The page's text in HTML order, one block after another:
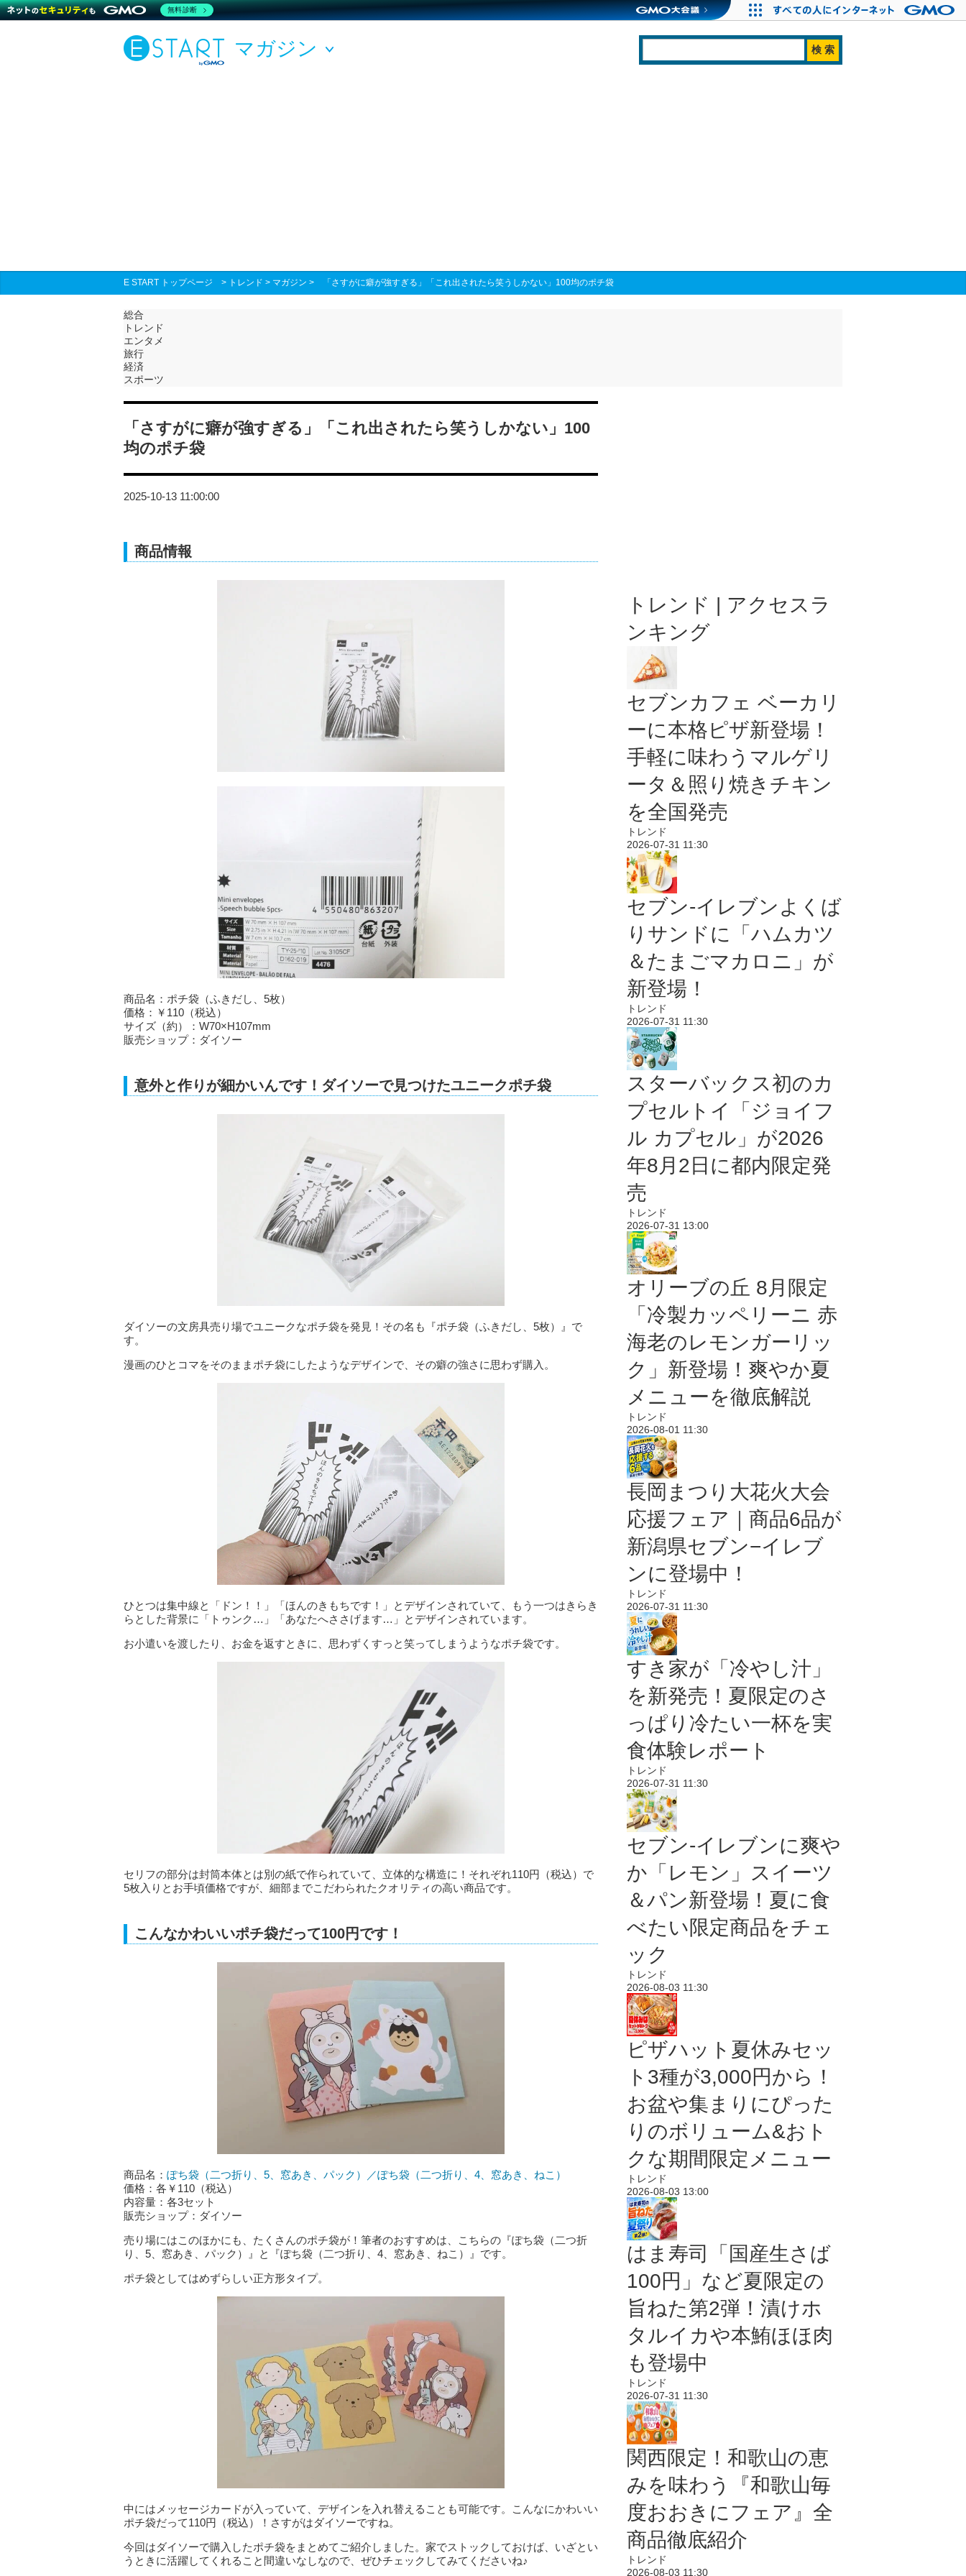
マガジン
E START トップページ > トレンド > マガジン > 「さすがに癖が強すぎる」「これ出されたら笑うしかない」100均のポチ袋
総合
トレンド
エンタメ
旅行
経済
スポーツ
「さすがに癖が強すぎる」「これ出されたら笑うしかない」100
均のポチ袋
2025-10-13 11:00:00
商品情報
商品名：ポチ袋（ふきだし、5枚）
価格：￥110（税込）
サイズ（約）：W70×H107mm
販売ショップ：ダイソー
意外と作りが細かいんです！ダイソーで見つけたユニークポチ袋
ダイソーの文房具売り場でユニークなポチ袋を発見！その名も『ポチ袋（ふきだし、5枚）』で
す。
漫画のひとコマをそのままポチ袋にしたようなデザインで、その癖の強さに思わず購入。
ひとつは集中線と「ドン！！」「ほんのきもちです！」とデザインされていて、もう一つはきらき
らとした背景に「トゥンク…」「あなたへささげます…」とデザインされています。
お小遣いを渡したり、お金を返すときに、思わずくすっと笑ってしまうようなポチ袋です。
セリフの部分は封筒本体とは別の紙で作られていて、立体的な構造に！それぞれ110円（税込）で
5枚入りとお手頃価格ですが、細部までこだわられたクオリティの高い商品です。
こんなかわいいポチ袋だって100円です！
商品名： ぽち袋（二つ折り、5、窓あき、パック）／ぽち袋（二つ折り、4、窓あき、ねこ）
価格：各￥110（税込）
内容量：各3セット
販売ショップ：ダイソー
売り場にはこのほかにも、たくさんのポチ袋が！筆者のおすすめは、こちらの『ぽち袋（二つ折
り、5、窓あき、パック）』と『ぽち袋（二つ折り、4、窓あき、ねこ）』です。
ポチ袋としてはめずらしい正方形タイプ。
中にはメッセージカードが入っていて、デザインを入れ替えることも可能です。こんなにかわいい
ポチ袋だって110円（税込）！さすがはダイソーですね。
今回はダイソーで購入したポチ袋をまとめてご紹介しました。家でストックしておけば、いざとい
うときに活躍してくれること間違いなしなので、ぜひチェックしてみてくださいね♪
トレンド | アクセスラ
ンキング
セブンカフェ ベーカリ
ーに本格ピザ新登場！
手軽に味わうマルゲリ
ータ＆照り焼きチキン
を全国発売
トレンド
2026-07-31 11:30
セブン‐イレブンよくば
りサンドに「ハムカツ
＆たまごマカロニ」が
新登場！
トレンド
2026-07-31 11:30
スターバックス初のカ
プセルトイ「ジョイフ
ル カプセル」が2026
年8月2日に都内限定発
売
トレンド
2026-07-31 13:00
オリーブの丘 8月限定
「冷製カッペリーニ 赤
海老のレモンガーリッ
ク」新登場！爽やか夏
メニューを徹底解説
トレンド
2026-08-01 11:30
長岡まつり大花火大会
応援フェア｜商品6品が
新潟県セブン−イレブ
ンに登場中！
トレンド
2026-07-31 11:30
すき家が「冷やし汁」
を新発売！夏限定のさ
っぱり冷たい一杯を実
食体験レポート
トレンド
2026-07-31 11:30
セブン‐イレブンに爽や
か「レモン」スイーツ
＆パン新登場！夏に食
べたい限定商品をチェ
ック
トレンド
2026-08-03 11:30
ピザハット夏休みセッ
ト3種が3,000円から！
お盆や集まりにぴった
りのボリューム&おト
クな期間限定メニュー
トレンド
2026-08-03 13:00
はま寿司「国産生さば
100円」など夏限定の
旨ねた第2弾！漬けホ
タルイカや本鮪ほほ肉
も登場中
トレンド
2026-07-31 11:30
関西限定！和歌山の恵
みを味わう『和歌山毎
度おおきにフェア』全
商品徹底紹介
トレンド
2026-08-03 11:30
無料診断